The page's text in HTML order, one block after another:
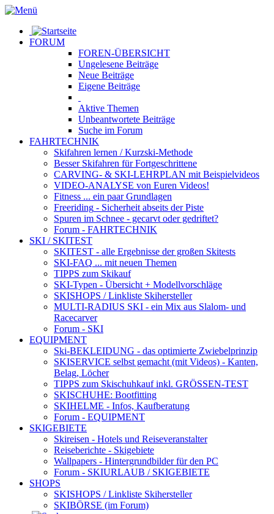
FORUM
FOREN-ÜBERSICHT
Ungelesene Beiträge
Neue Beiträge
Eigene Beiträge
Aktive Themen
Unbeantwortete Beiträge
Suche im Forum
FAHRTECHNIK
Skifahren lernen / Kurzski-Methode
Besser Skifahren für Fortgeschrittene
CARVING- & SKI-LEHRPLAN mit Beispielvideos
VIDEO-ANALYSE von Euren Videos!
Fitness ... ein paar Grundlagen
Freeriding - Sicherheit abseits der Piste
Spuren im Schnee - gecarvt oder gedriftet?
Forum - FAHRTECHNIK
SKI / SKITEST
SKITEST - alle Ergebnisse der großen Skitests
SKI-FAQ ... mit neuen Themen
TIPPS zum Skikauf
SKI-Typen - Übersicht + Modellvorschläge
SKISHOPS / Linkliste Skihersteller
MULTI-RADIUS SKI - ein Mix aus Slalom- und
Racecarver
Forum - SKI
EQUIPMENT
Ski-BEKLEIDUNG - das optimierte Zwiebelprinzip
SKISERVICE selbst gemacht (mit Videos) - Kanten,
Belag, Löcher
TIPPS zum Skischuhkaufinkl. GRÖSSEN-TEST
SKISCHUHE: Bootfitting
SKIHELME - Infos, Kaufberatung
Forum - EQUIPMENT
SKIGEBIETE
Skireisen - Hotels und Reiseveranstalter
Reiseberichte - Skigebiete
Wallpapers - Hintergrundbilder für den PC
Forum - SKIURLAUB / SKIGEBIETE
SHOPS
SKISHOPS / Linkliste Skihersteller
SKIBÖRSE (im Forum)